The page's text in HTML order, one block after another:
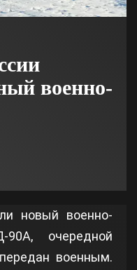
военно-
новый военно-
90А, очередной
военным.